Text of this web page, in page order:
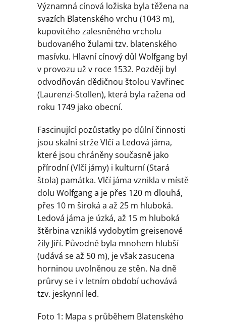
Významná cínová ložiska byla těžena na
svazích Blatenského vrchu (1043 m),
kupovitého zalesněného vrcholu
budovaného žulami tzv. blatenského
masívku. Hlavní cínový důl Wolfgang byl
v provozu už v roce 1532. Později byl
odvodňován dědičnou štolou Vavřinec
(Laurenzi-Stollen), která byla ražena od
roku 1749 jako obecní.
Fascinující pozůstatky po důlní činnosti
jsou skalní strže Vlčí a Ledová jáma,
které jsou chráněny současně jako
přírodní (Vlčí jámy) i kulturní (Stará
štola) památka. Vlčí jáma vznikla v místě
dolu Wolfgang a je přes 120 m dlouhá,
přes 10 m široká a až 25 m hluboká.
Ledová jáma je úzká, až 15 m hluboká
štěrbina vzniklá vydobytím greisenové
žíly Jiří. Původně byla mnohem hlubší
(udává se až 50 m), je však zasucena
horninou uvolněnou ze stěn. Na dně
průrvy se i v letním období uchovává
tzv. jeskynní led.
Foto 1: Mapa s průběhem Blatenského